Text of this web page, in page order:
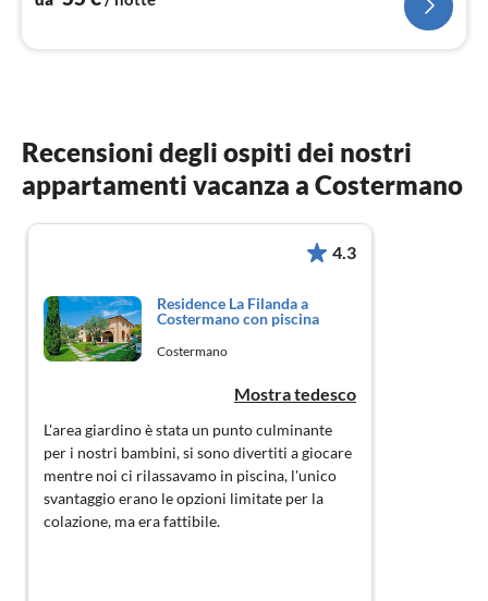
Recensioni degli ospiti dei nostri
appartamenti vacanza a Costermano
4.3
Residence La Filanda a
Costermano con piscina
Costermano
Mostra tedesco
L'area giardino è stata un punto culminante
per i nostri bambini, si sono divertiti a giocare
mentre noi ci rilassavamo in piscina, l'unico
svantaggio erano le opzioni limitate per la
colazione, ma era fattibile.